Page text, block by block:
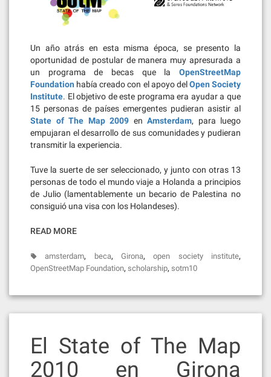
Un año atrás en esta misma época, se presento la
oportunidad de postular de manera muy apresurada a
un programa de becas que la OpenStreetMap
Foundation había creado con el apoyo delOpen Society
Institute. El objetivo de este programa era ayudar a que
15 personas de países emergentes pudieran asistir al
State of The Map 2009 en Amsterdam, para luego
empujaran el desarrollo de sus comunidades y pudieran
transmitir la experiencia.
Tuve la suerte de ser seleccionado, y junto con otras 13
personas de todo el mundo viaje a Holanda a principios
de Julio (lamentablemente un becario de Palestina no
consiguió una visa con los Holandeses).
READ MORE
amsterdam, beca,Girona,open society institute,
OpenStreetMap Foundation, scholarship, sotm10
El State of The Map
2010 en Girona